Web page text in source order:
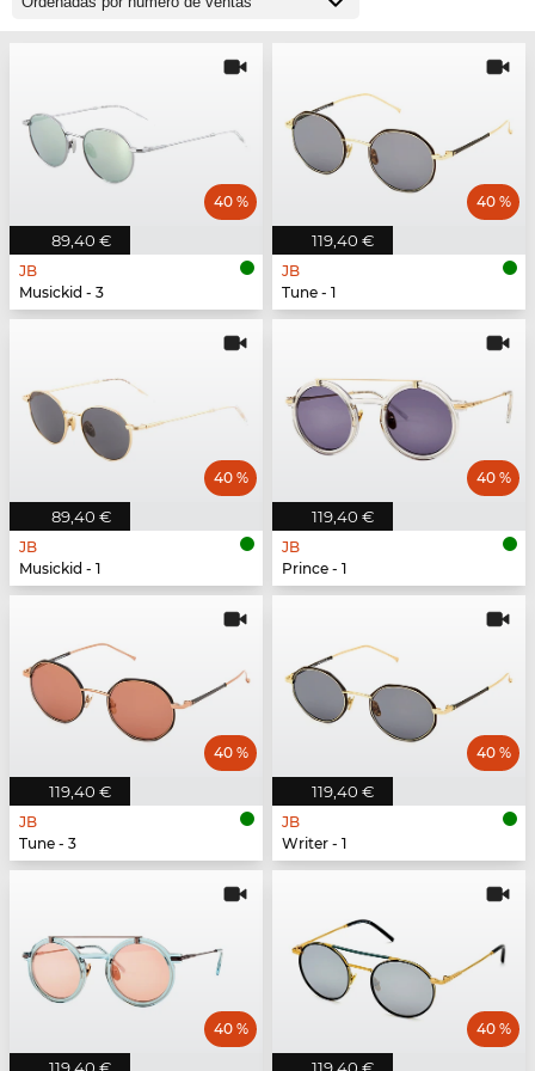
89,40 €
40 %
JB
Musickid - 3
119,40 €
40 %
JB
Tune - 1
89,40 €
40 %
JB
Musickid - 1
119,40 €
40 %
JB
Prince - 1
119,40 €
40 %
JB
Tune - 3
119,40 €
40 %
JB
Writer - 1
40 % 40 %